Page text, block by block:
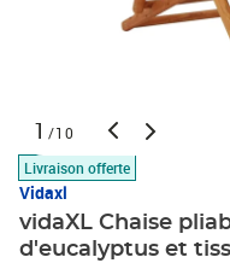
1 /10
Livraison offerte
Vidaxl
vidaXL Chaise
d'eucalyptus et